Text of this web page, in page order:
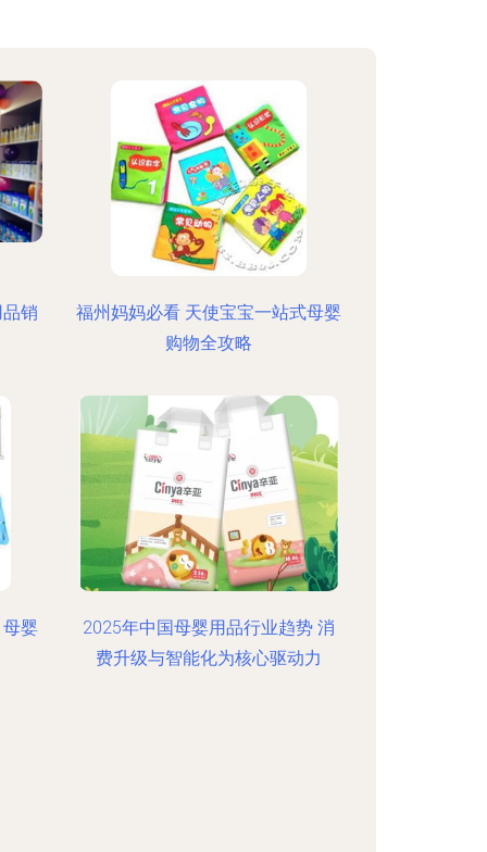
销
福州妈妈必看 天使宝宝一站式母婴
购物全攻略
婴
2025年中国母婴用品行业趋势 消
费升级与智能化为核心驱动力